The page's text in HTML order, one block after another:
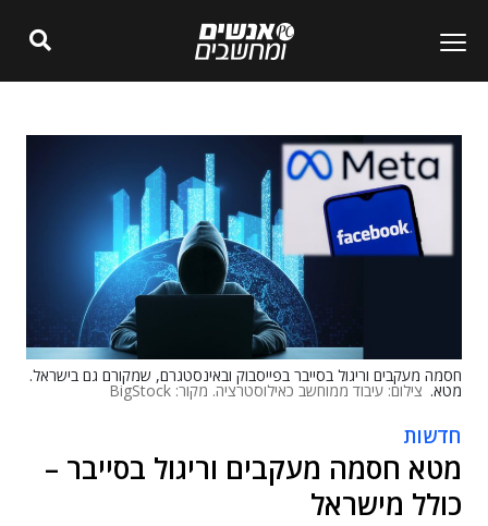
חסמה מעקבים וריגול בסייבר בפייסבוק ובאינסטגרם, שמקורם גם בישראל.
מטא. צילום: עיבוד ממוחשב כאילוסטרציה. מקור: BigStock
חדשות
מטא חסמה מעקבים וריגול בסייבר –
כולל מישראל